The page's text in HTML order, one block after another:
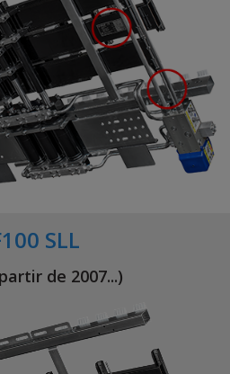
SLL
de 2007...)